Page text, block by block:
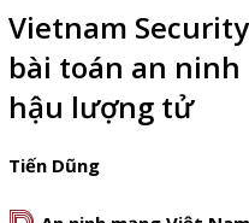
Vietnam
bài toán an
hậu lượng tử
Tiến Dũng